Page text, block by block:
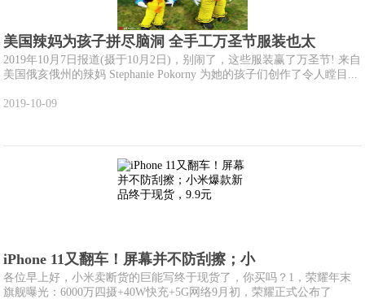
美国辣妈为孩子拼尽脑洞 全手工万圣节服装也太
2019年10月7日报道(摄于10月2日)，别闹了，这些服装赢了万圣节! 来自
美国俄亥俄州的辣妈 Stephanie Pokorny 为她的孩子们创作了令人瞠目...
2019-10-09
iPhone 11又翻车！屏幕并不防刮擦；小
各位早上好，小米卖断货的巨能写终于现货了，你买吗？1，荣耀年末
旗舰曝光：6000万四摄+40W快充+5G网络9月初，荣耀正式公布了